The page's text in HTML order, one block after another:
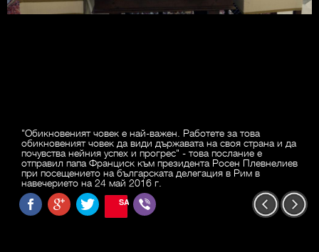
"Обикновеният човек е най-важен. Работете за това
обикновеният човек да види държавата на своя страна и да
почувства нейния успех и прогрес" - това послание е
отправил папа Франциск към президента Росен Плевнелиев
при посещението на българската делегация в Рим в
навечерието на 24 май 2016 г.
SAVE